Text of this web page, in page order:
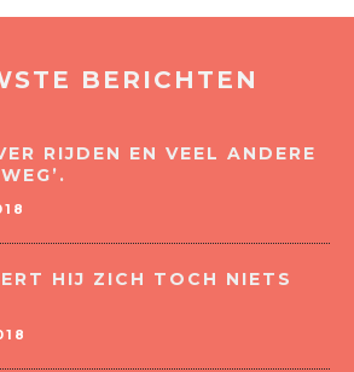
BERICHTEN
RIJDEN EN VEEL ANDERE
HIJ ZICH TOCH NIETS